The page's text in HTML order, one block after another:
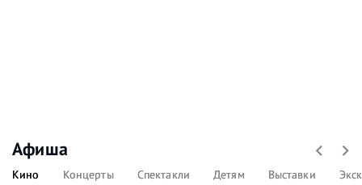
Афиша
Кино Концерты Спектакли Детям Выставки